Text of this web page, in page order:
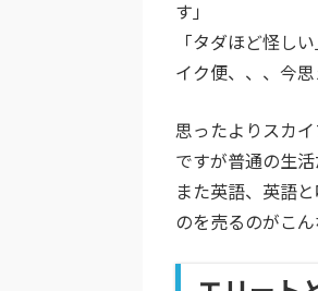
す」
「タダほど怪し
イク便、、、今
思ったよりスカ
ですが普通の生活
また英語、英語
のを売るのがこ